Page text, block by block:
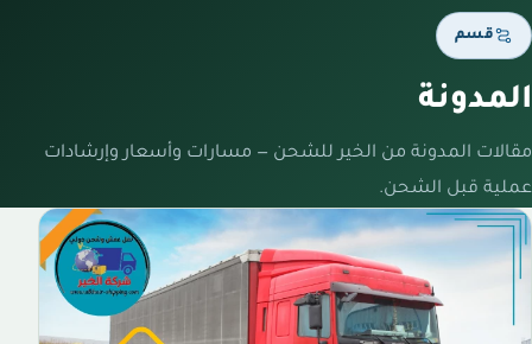
قسم
المدونة
مقالات المدونة من الخير للشحن — مسارات وأسعار وإرشادات
عملية قبل الشحن.